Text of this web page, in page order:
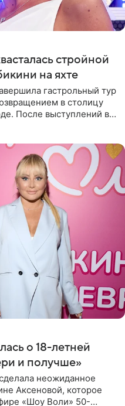
стройной
на яхте
гастрольный тур
в столицу
После выступлений в
о 18-летней
и получше»
неожиданное
Аксеновой, которое
«Шоу Воли» 50-